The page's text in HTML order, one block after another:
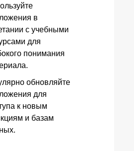
в
с учебными
для
понимания
обновляйте
для
к новым
и базам